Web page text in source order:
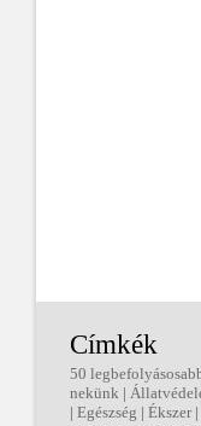
Címkék
50
nekünk |
| Egészség | Ékszer|